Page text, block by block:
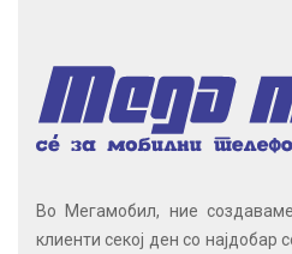
Во Мегамобил, ние
клиенти секој ден со најдобар